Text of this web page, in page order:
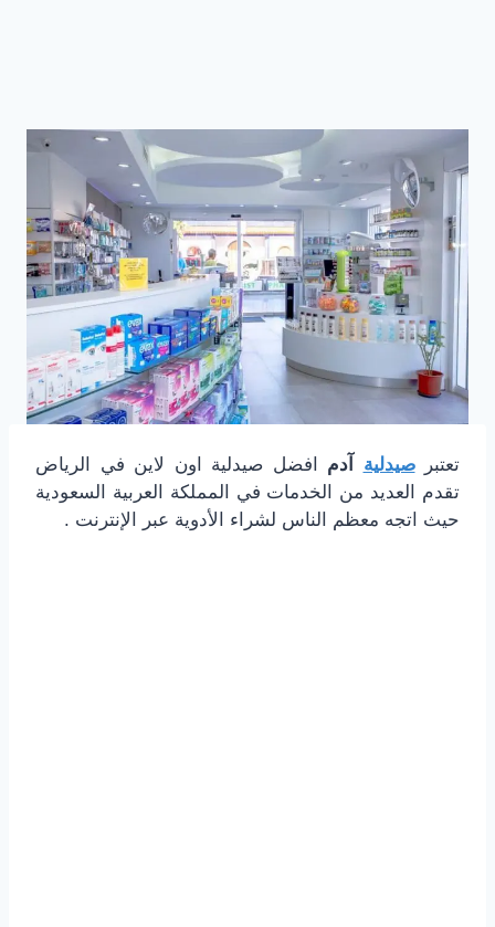
تعتبرصيدلية آدم افضل صيدلية اون لاين في الرياض
تقدم العديد من الخدمات في المملكة العربية السعودية
حيث اتجه معظم الناس لشراء الأدوية عبر الإنترنت .